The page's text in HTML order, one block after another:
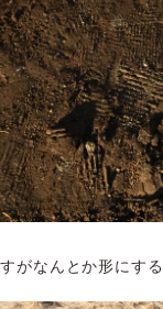
がなんとか形にする